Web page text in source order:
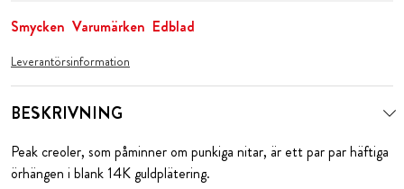
Smycken Varumärken Edblad
Leverantörsinformation
BESKRIVNING
Peak creoler, som påminner om punkiga nitar, är ett par par häftiga
örhängen i blank 14K guldplätering.